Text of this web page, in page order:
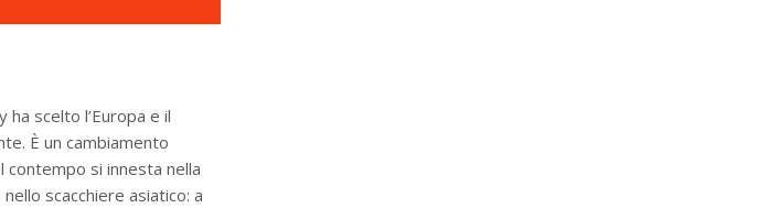
scelto l’Europa e il
È un cambiamento
si innesta nella
scacchiere asiatico: a